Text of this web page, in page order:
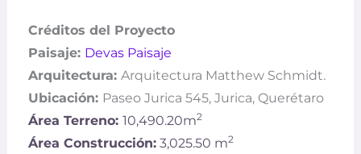
Créditos del Proyecto
Paisaje: Devas Paisaje
Arquitectura: Arquitectura Matthew Schmidt.
Ubicación: Paseo Jurica 545, Jurica, Querétaro
Área Terreno: 10,490.20m2
Área Construcción:3,025.50 m2